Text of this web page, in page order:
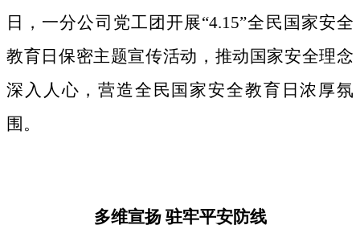
日，一分公司党工团开展“4.15”全民国家安全
教育日保密主题宣传活动，推动国家安全理念
深入人心，营造全民国家安全教育日浓厚氛
围。
多维宣扬 驻牢平安防线